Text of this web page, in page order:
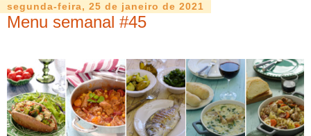
segunda-feira, 25 de janeiro de 2021
Menu semanal #45